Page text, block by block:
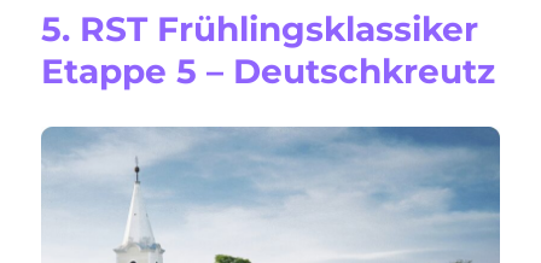
5. RST Frühlingsklassiker
Etappe 5 – Deutschkreutz